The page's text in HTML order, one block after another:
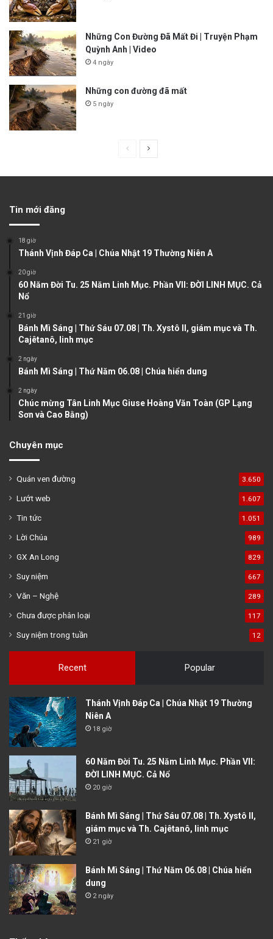
Những Con Đường Đã Mất Đi | Truyện Phạm
Quỳnh Anh | Video
4 ngày
Những con đường đã mất
5 ngày
u
g
Tin mới đăng
18 giờ
Thánh Vịnh Đáp Ca | Chúa Nhật 19 Thường Niên A
20 giờ
60 Năm Đời Tu. 25 Năm Linh Mục. Phần VII: ĐỜI LINH MỤC. Cả
Nổ
21 giờ
Bánh Mì Sáng | Thứ Sáu 07.08 | Th. Xystô II, giám mục và Th.
Cajêtanô, linh mục
2 ngày
Bánh Mì Sáng | Thứ Năm 06.08 | Chúa hiển dung
2 ngày
Chúc mừng Tân Linh Mục Giuse Hoàng Văn Toàn (GP Lạng
Sơn và Cao Bằng)
Chuyên mục
Quán ven đường 3.650
Lướt web 1.607
Tin tức 1.051
Lời Chúa 989
GX An Long 829
Suy niệm 667
Văn – Nghệ 289
Chưa được phân loại 117
Suy niệm trong tuần 12
Recent Popular
Thánh Vịnh Đáp Ca | Chúa Nhật 19 Thường
Niên A
18 giờ
60 Năm Đời Tu. 25 Năm Linh Mục. Phần VII:
ĐỜI LINH MỤC. Cả Nổ
20 giờ
Bánh Mì Sáng | Thứ Sáu 07.08 | Th. Xystô II,
giám mục và Th. Cajêtanô, linh mục
21 giờ
Bánh Mì Sáng | Thứ Năm 06.08 | Chúa hiển
dung
2 ngày